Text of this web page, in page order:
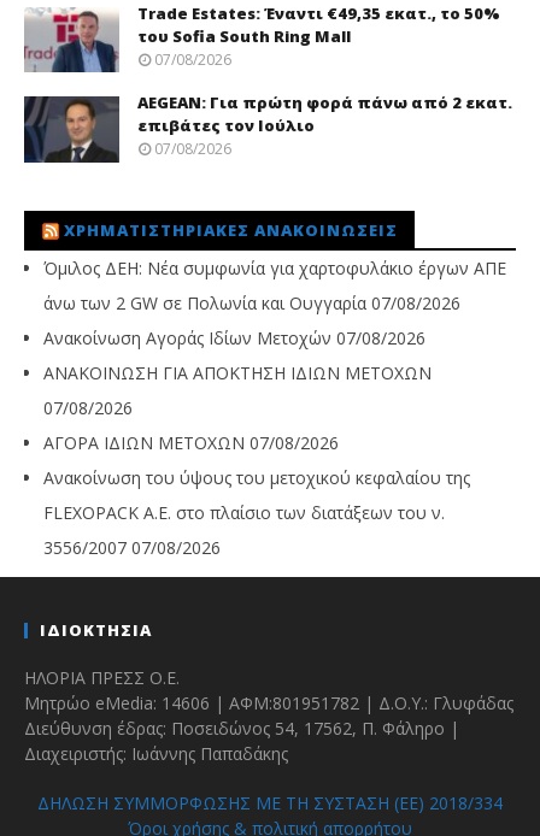
Trade Εstates: Έναντι €49,35 εκατ., το 50%
του Sofia South Ring Mall
07/08/2026
AEGEAN: Για πρώτη φορά πάνω από 2 εκατ.
επιβάτες τον Ιούλιο
07/08/2026
ΧΡΗΜΑΤΙΣΤΗΡΙΑΚΈΣ ΑΝΑΚΟΙΝΏΣΕΙΣ
Όμιλος ΔΕΗ: Νέα συμφωνία για χαρτοφυλάκιο έργων ΑΠΕ
άνω των 2 GW σε Πολωνία και Ουγγαρία 07/08/2026
Ανακοίνωση Αγοράς Ιδίων Μετοχών 07/08/2026
ΑΝΑΚΟΙΝΩΣΗ ΓΙΑ ΑΠΟΚΤΗΣΗ ΙΔΙΩΝ ΜΕΤΟΧΩΝ
07/08/2026
ΑΓΟΡΑ ΙΔΙΩΝ ΜΕΤΟΧΩΝ 07/08/2026
Ανακοίνωση του ύψους του μετοχικού κεφαλαίου της
FLEXOPACK A.E. στο πλαίσιο των διατάξεων του ν.
3556/2007 07/08/2026
ΙΔΙΟΚΤΗΣΙΑ
ΗΛΟΡΙΑ ΠΡΕΣΣ Ο.Ε.
Μητρώο eMedia: 14606 | ΑΦΜ:801951782 | Δ.Ο.Υ.: Γλυφάδας
Διεύθυνση έδρας: Ποσειδώνος 54, 17562, Π. Φάληρο |
Διαχειριστής: Ιωάννης Παπαδάκης
ΔΗΛΩΣΗ ΣΥΜΜΟΡΦΩΣΗΣ ΜΕ ΤΗ ΣΥΣΤΑΣΗ (ΕΕ) 2018/334
Όροι χρήσης & πολιτική απορρήτου